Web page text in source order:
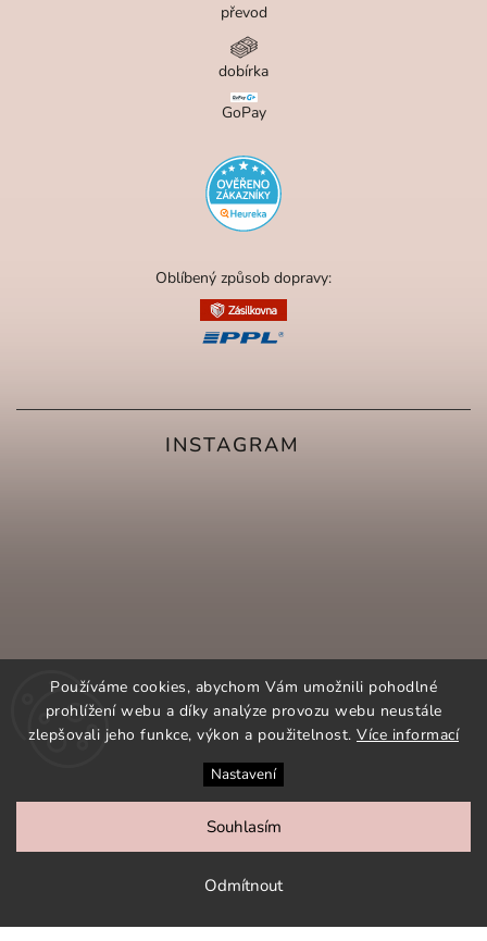
Používáme cookies, abychom Vám umožnili pohodlné
prohlížení webu a díky analýze provozu webu neustále
zlepšovali jeho funkce, výkon a použitelnost. Více informací
Nastavení
Odmítnout
Souhlasím
INSTAGRAM
SLEDOVAT NA INSTAGRAMU
převod
dobírka
GoPay
Oblíbený způsob dopravy:
COPYRIGHT 2026ORNAMENTI.CZ. VŠECHNA PRÁVA
VYHRAZENA.